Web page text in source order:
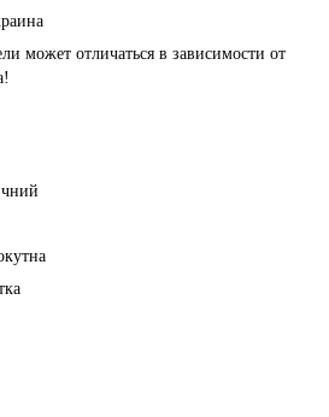
отличаться в зависимости от